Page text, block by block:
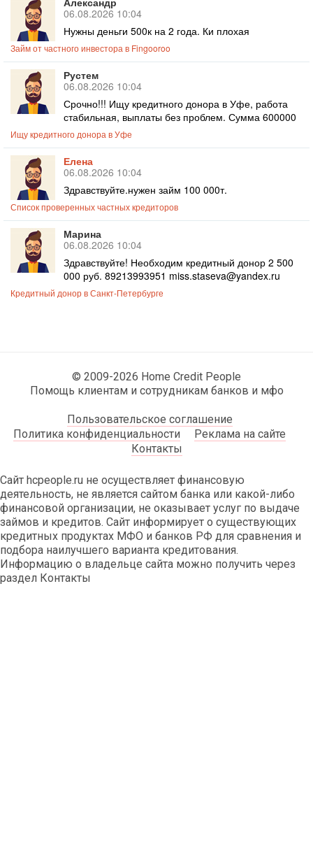
06.08.2026 10:04
Нужны деньги 500к на 2 года. Ки плохая
Займ от частного инвестора в Fingooroo
Рустем
06.08.2026 10:04
Срочно!!! Ищу кредитного донора в Уфе, работа
стабильная, выплаты без проблем. Сумма 600000
Ищу кредитного донора в Уфе
Елена
06.08.2026 10:04
Здравствуйте.нужен займ 100 000т.
Список проверенных частных кредиторов
Марина
06.08.2026 10:04
Здравствуйте! Необходим кредитный донор 2 500
000 руб. 89213993951 miss.staseva@yandex.ru
Кредитный донор в Санкт-Петербурге
© 2009-2026 Home Credit People
Помощь клиентам и сотрудникам банков и мфо
Пользовательское соглашение
Политика конфиденциальности
Реклама на сайте
Контакты
Сайт hcpeople.ru не осуществляет финансовую
деятельность, не является сайтом банка или какой-либо
финансовой организации, не оказывает услуг по выдаче
займов и кредитов. Сайт информирует о существующих
кредитных продуктах МФО и банков РФ для сравнения и
подбора наилучшего варианта кредитования.
Информацию о владельце сайта можно получить через
раздел Контакты